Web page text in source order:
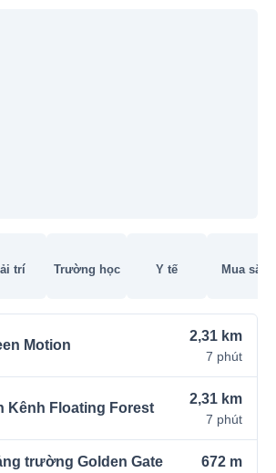
trí Trường học Y tế Mua sắm
Motion
2,31 km
7 phút
Kênh Floating Forest
2,31 km
7 phút
trường Golden Gate 672 m